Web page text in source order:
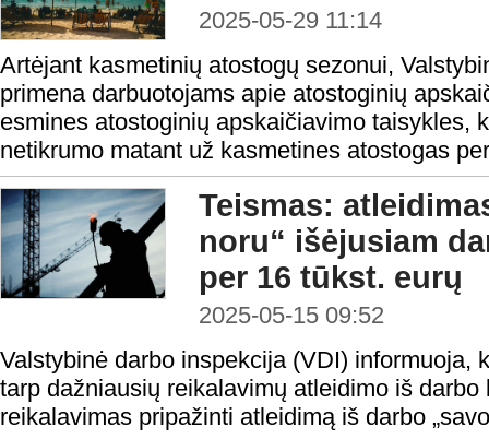
2025-05-29 11:14
Artėjant kasmetinių atostogų sezonui,
primena darbuotojams apie atostoginių
esmines atostoginių apskaičiavimo taisykles,
netikrumo matant už kasmetines atostogas
Teismas:
noru“ išėjusiam
per 16 tūkst. eurų
2025-05-15 09:52
Valstybinė darbo inspekcija (VDI) informuoja,
tarp dažniausių reikalavimų atleidimo iš
reikalavimas pripažinti atleidimą iš darbo